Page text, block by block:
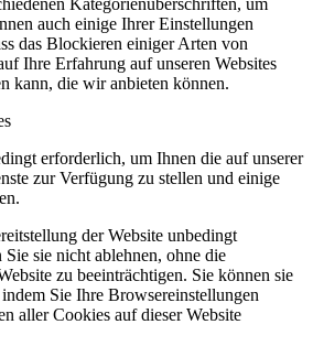
Kategorienüberschriften, um
auch einige Ihrer Einstellungen
das Blockieren einiger Arten von
Ihre Erfahrung auf unseren Websites
kann, die wir anbieten können.
erforderlich, um Ihnen die auf unserer
zur Verfügung zu stellen und einige
der Website unbedingt
sie nicht ablehnen, ohne die
zu beeinträchtigen. Sie können sie
Sie Ihre Browsereinstellungen
aller Cookies auf dieser Website